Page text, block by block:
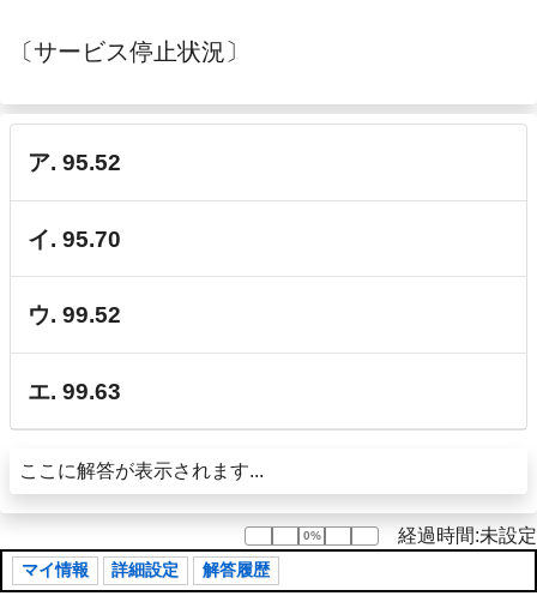
〔サービス停止状況〕
ア. 95.52
イ. 95.70
ウ. 99.52
エ. 99.63
ここに解答が表示されます...
0%
0% 経過時間:未設定
マイ情報 詳細設定 解答履歴